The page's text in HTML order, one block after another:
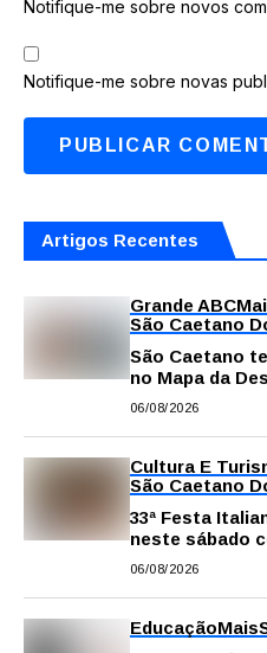
Notifique-me sobre novos
Notifique-me sobre novas
Artigos Recentes
Grande ABC
São Caetano
São Caetano
no Mapa da
06/08/2026
Cultura E
São Caetano
33ª Festa
neste sábado
novidades em
06/08/2026
EducaçãoMais